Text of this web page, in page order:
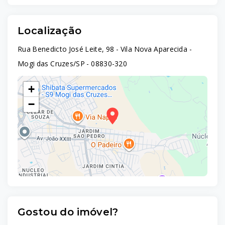
Localização
Rua Benedicto José Leite, 98 - Vila Nova Aparecida -
Mogi das Cruzes/SP - 08830-320
+
−
Gostou do imóvel?